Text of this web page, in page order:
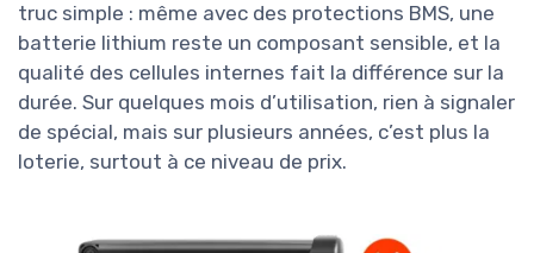
truc simple : même avec des protections BMS, une
batterie lithium reste un composant sensible, et la
qualité des cellules internes fait la différence sur la
durée. Sur quelques mois d’utilisation, rien à signaler
de spécial, mais sur plusieurs années, c’est plus la
loterie, surtout à ce niveau de prix.